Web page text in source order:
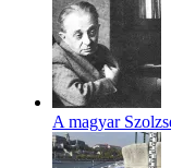
A magyar